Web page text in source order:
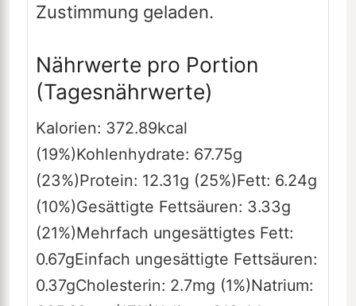
Zustimmung geladen.
Nährwerte pro Portion
(Tagesnährwerte)
Kalorien: 372.89kcal
(19%)Kohlenhydrate: 67.75g
(23%)Protein: 12.31g (25%)Fett: 6.24g
(10%)Gesättigte Fettsäuren: 3.33g
(21%)Mehrfach ungesättigtes Fett:
0.67gEinfach ungesättigte Fettsäuren:
0.37gCholesterin: 2.7mg (1%)Natrium: